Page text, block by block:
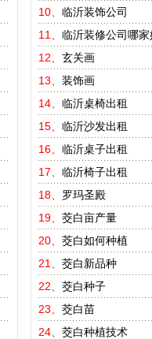
10、 临沂装饰公司
11、 临沂装修公司哪家
12、 玄关画
13、 装饰画
14、 临沂桌椅出租
15、 临沂沙发出租
16、 临沂桌子出租
17、 临沂椅子出租
18、 罗玛圣殿
19、 茭白亩产量
20、 茭白如何种植
21、 茭白新品种
22、 茭白种子
23、 茭白苗
24、 茭白种植技术